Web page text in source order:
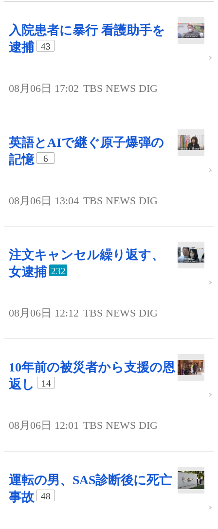
入院患者に暴行 看護助手を
逮捕
43
08月06日 17:02 TBS NEWS DIG
英語とAIで継ぐ原子爆弾の
記憶
6
08月06日 13:04 TBS NEWS DIG
注文キャンセル繰り返す、
女逮捕 232
08月06日 12:12 TBS NEWS DIG
10年前の被災者から支援の恩
返し
14
08月06日 12:01 TBS NEWS DIG
運転の男、SAS診断後に死亡
事故
48